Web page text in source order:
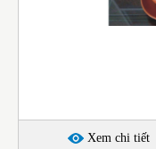
Xem chi tiết